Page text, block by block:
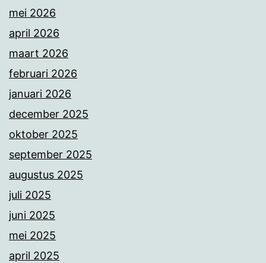
mei 2026
april 2026
maart 2026
februari 2026
januari 2026
december 2025
oktober 2025
september 2025
augustus 2025
juli 2025
juni 2025
mei 2025
april 2025